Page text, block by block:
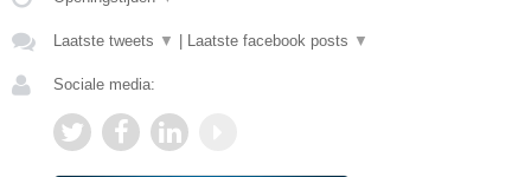
Laatste tweets ▼ Laatste facebook posts ▼
Sociale media: